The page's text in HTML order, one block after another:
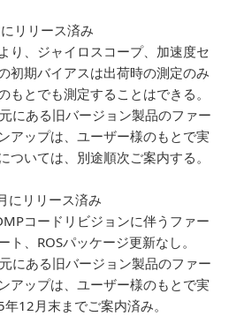
リリース済み
り、ジャイロスコープ、加速度セ
初期バイアスは出荷時の測定のみ
もとでも測定することはできる。
にある旧バージョン製品のファー
アップは、ユーザー様のもとで実
ついては、別途順次ご案内する。
にリリース済み
コードリビジョンに伴うファー
ト、ROSパッケージ更新なし。
にある旧バージョン製品のファー
アップは、ユーザー様のもとで実
12月末までご案内済み。